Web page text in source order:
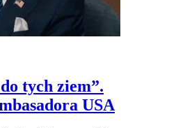
tych ziem”.
USA